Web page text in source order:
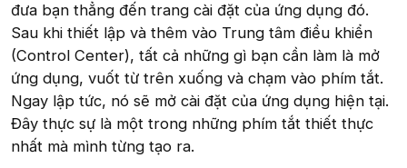
đưa bạn thẳng đến trang cài đặt của ứng dụng đó.
Sau khi thiết lập và thêm vào Trung tâm điều khiển
(Control Center), tất cả những gì bạn cần làm là mở
ứng dụng, vuốt từ trên xuống và chạm vào phím tắt.
Ngay lập tức, nó sẽ mở cài đặt của ứng dụng hiện tại.
Đây thực sự là một trong những phím tắt thiết thực
nhất mà mình từng tạo ra.